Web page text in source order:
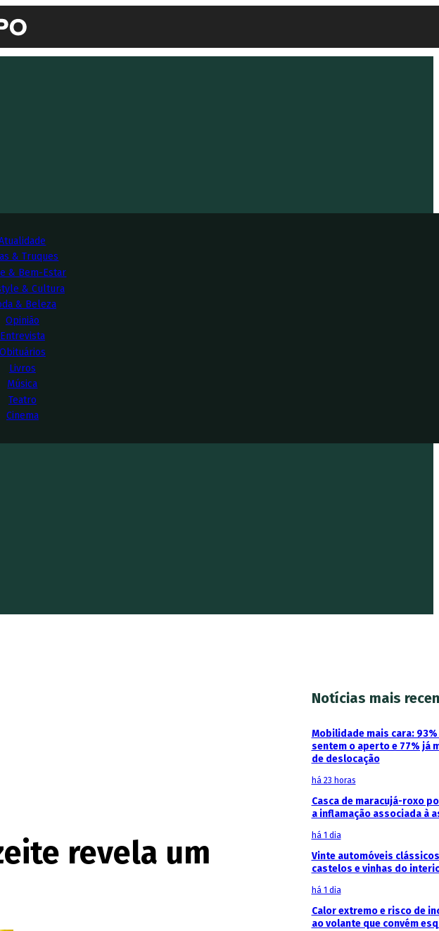
& Truques
& Bem-Estar
& Cultura
& Beleza
Opinião
Entrevista
Obituários
Livros
Música
Teatro
Cinema
revela um
Notícias mais
Mobilidade mais cara:
sentem o aperto e 77% já
de deslocação
há 23 horas
Casca de maracujá-roxo
a inflamação associada à
há 1 dia
Vinte automóveis
castelos e vinhas do
há 1 dia
Calor extremo e risco de
ao volante que convém